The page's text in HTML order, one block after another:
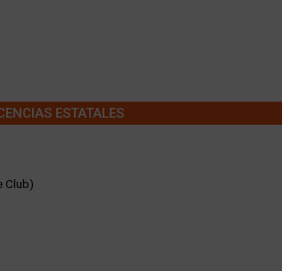
ESTATALES
Club)